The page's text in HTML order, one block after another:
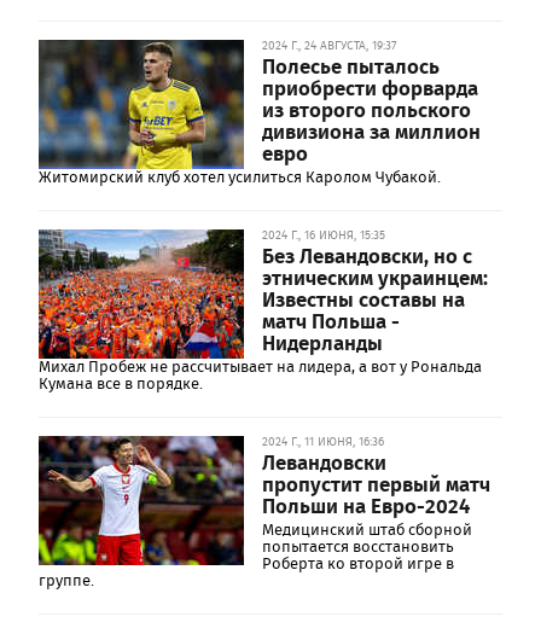
2024 Г., 24 АВГУСТА, 19:37
Полесье пыталось
приобрести форварда
из второго польского
дивизиона за миллион
евро
Житомирский клуб хотел усилиться Каролом Чубакой.
2024 Г., 16 ИЮНЯ, 15:35
Без Левандовски, но с
этническим украинцем:
Известны составы на
матч Польша -
Нидерланды
Михал Пробеж не рассчитывает на лидера, а вот у Рональда
Кумана все в порядке.
2024 Г., 11 ИЮНЯ, 16:36
Левандовски
пропустит первый матч
Польши на Евро-2024
Медицинский штаб сборной
попытается восстановить
Роберта ко второй игре в
группе.